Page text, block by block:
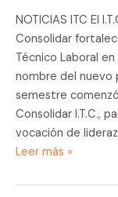
NOTICIAS ITC El
Consolidar
Técnico Laboral
nombre del nuevo
semestre
Consolidar I.T.C.,
vocación de
El
empieza
Leer más »